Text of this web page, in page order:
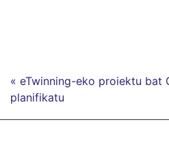
« eTwinning-eko proiektu bat
planifikatu